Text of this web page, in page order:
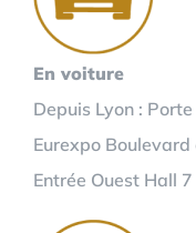
En voiture
Depuis Lyon :
Eurexpo Boulevard
Entrée Ouest Hall